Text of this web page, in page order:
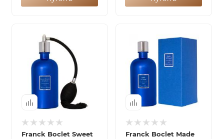
Franck Boclet Sweet
Franck Boclet Made